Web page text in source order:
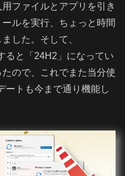
ファイルとアプリを引き
ルを実行、ちょっと時間
した。そして、
ると「24H2」になってい
ので、これでまた当分使
ートも今まで通り機能し